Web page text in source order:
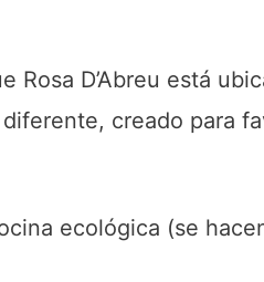
Rosa D’Abreu está
creado para
ecológica (se